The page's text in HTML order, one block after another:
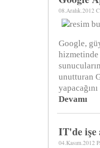
08.Aralık.2012
Google,
hizmetinde
unutturan
Devamı
IT'de işe
04.Kasım.2012